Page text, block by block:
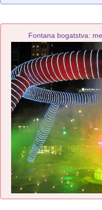
Fontana bogatstva: